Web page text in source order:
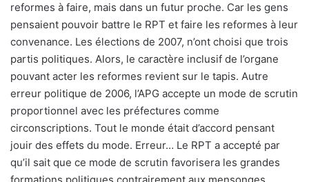
reformes à faire, mais dans un futur proche. Car les gens
pensaient pouvoir battre le RPT et faire les reformes à leur
convenance. Les élections de 2007, n’ont choisi que trois
partis politiques. Alors, le caractère inclusif de l’organe
pouvant acter les reformes revient sur le tapis. Autre
erreur politique de 2006, l’APG accepte un mode de scrutin
proportionnel avec les préfectures comme
circonscriptions. Tout le monde était d’accord pensant
jouir des effets du mode. Erreur… Le RPT a accepté par
qu’il sait que ce mode de scrutin favorisera les grandes